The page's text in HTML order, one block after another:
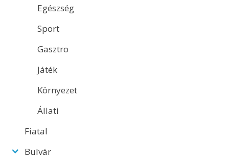
Egészség
Sport
Gasztro
Játék
Környezet
Állati
Fiatal
Bulvár